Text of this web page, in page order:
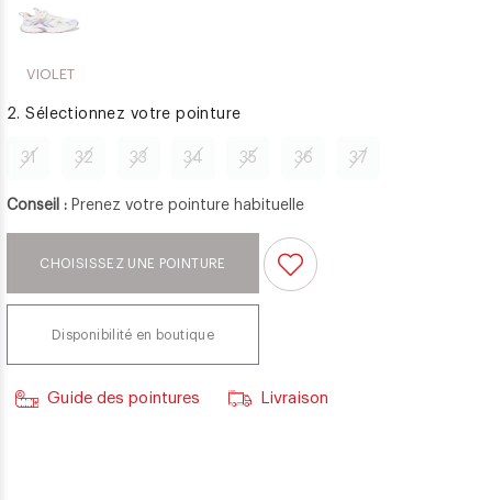
VIOLET
2. Sélectionnez votre pointure
31 32 33 34 35 36 37
Conseil : Prenez votre pointure habituelle
CHOISISSEZ UNE POINTURE
Disponibilité en boutique
Guide des pointures Livraison